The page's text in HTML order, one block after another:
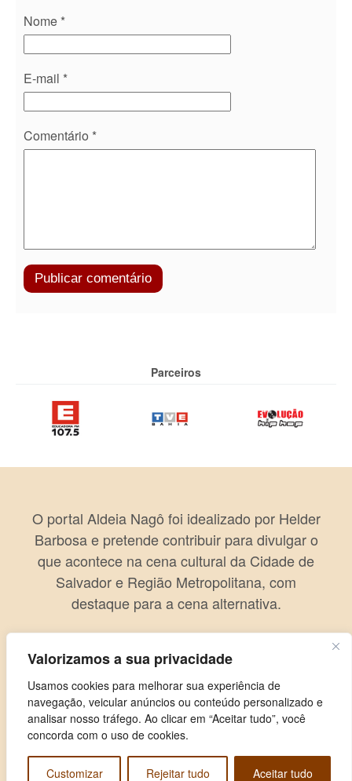
Valorizamos a sua privacidade
Usamos cookies para melhorar sua experiência de
navegação, veicular anúncios ou conteúdo personalizado e
analisar nosso tráfego. Ao clicar em “Aceitar tudo”, você
concorda com o uso de cookies.
Customizar Rejeitar tudo Aceitar tudo
Nome *
E-mail *
Comentário *
Parceiros
O portal Aldeia Nagô foi idealizado por Helder
Barbosa e pretende contribuir para divulgar o
que acontece na cena cultural da Cidade de
Salvador e Região Metropolitana, com
destaque para a cena alternativa.